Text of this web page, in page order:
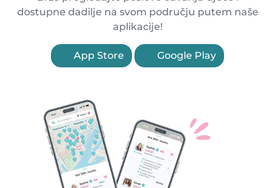
dostupne dadilje na svom području putem naše
aplikacije!
App Store Google Play